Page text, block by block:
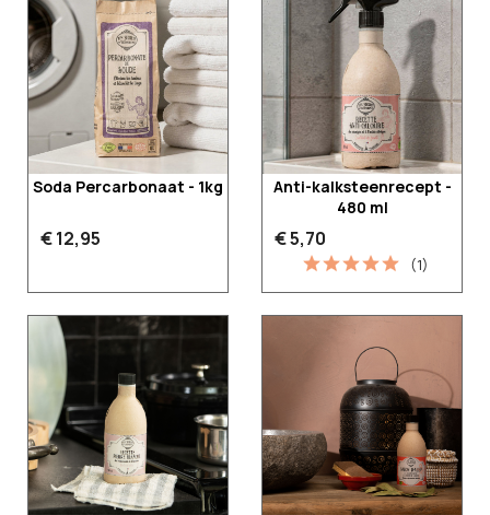
Soda Percarbonaat - 1kg
€ 12,95
Anti-kalksteenrecept -
480 ml
€ 5,70
(1)